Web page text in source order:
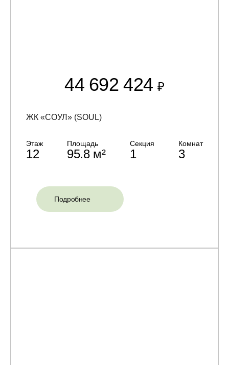
44 692 424₽
ЖК «СОУЛ» (SOUL)
Этаж
12
Площадь
95.8 м²
Секция
1
Комнат
3
Подробнее